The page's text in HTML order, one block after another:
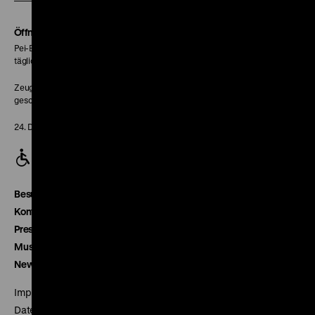
Öffnungszeiten
Pei-Bau:
täglich 10-18 Uhr
Zeughaus:
geschlossen
24. Dezember geschlossen
Besucherservice
Kontakt
Presse
Museumsverein
Newsletter
Impressum
Datenschutz